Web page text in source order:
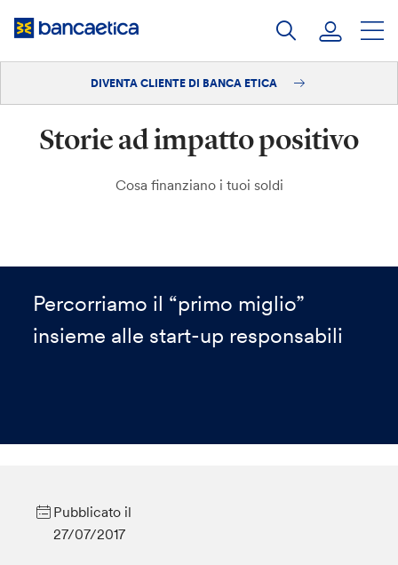
Diventa cliente
DIVENTA CLIENTE DI BANCA ETICA
Storie ad impatto positivo
Cosa finanziano i tuoi soldi
Percorriamo il “primo miglio”
insieme alle start-up responsabili
Pubblicato il
27/07/2017